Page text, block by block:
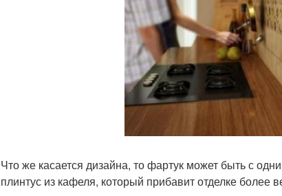
Что же касается дизайна, то фартук может быть с
плинтус из кафеля, который прибавит отделке более